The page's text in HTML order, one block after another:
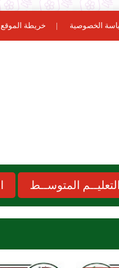
الخصوصية خريطة الموقع
التعليــم المتوســط